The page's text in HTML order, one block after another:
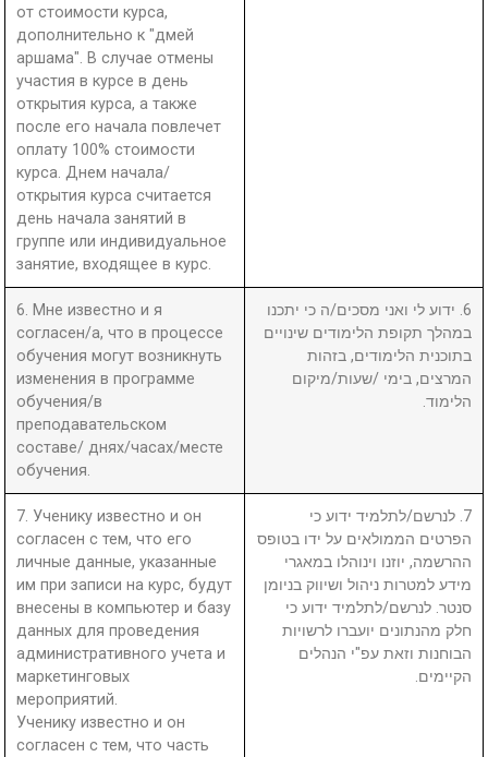
от стоимости курса,
дополнительно к "дмей
аршама". В случае отмены
участия в курсе в день
открытия курса, а также
после его начала повлечет
оплату 100% стоимости
курса. Днем начала/
открытия курса считается
день начала занятий в
группе или индивидуальное
занятие, входящее в курс.
6. Мне известно и я
согласен/а, что в процессе
обучения могут возникнуть
изменения в программе
обучения/в
преподавательском
составе/ днях/часах/месте
обучения.
6. ידוע לי ואני מסכים/ה כי יתכנו
במהלך תקופת הלימודים שינויים
בתוכנית הלימודים, בזהות
המרצים, בימי /שעות/מיקום
הלימוד.
7. Ученику известно и он
согласен с тем, что его
личные данные, указанные
им при записи на курс, будут
внесены в компьютер и базу
данных для проведения
административного учета и
маркетинговых
мероприятий.
Ученику известно и он
согласен с тем, что часть
7. לנרשם/לתלמיד ידוע כי
הפרטים הממולאים על ידו בטופס
ההרשמה, יוזנו וינוהלו במאגרי
מידע למטרות ניהול ושיווק בניומן
סנטר. לנרשם/לתלמיד ידוע כי
חלק מהנתונים יועברו לרשויות
הבוחנות וזאת עפ"י הנהלים
הקיימים.